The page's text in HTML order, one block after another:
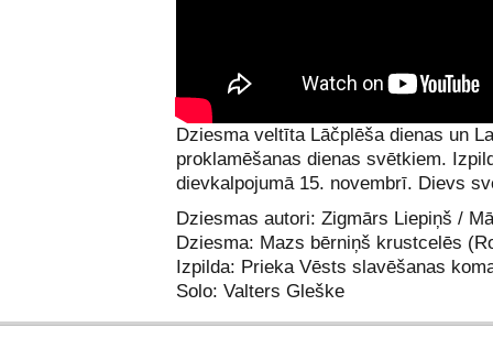
Dziesma veltīta Lāčplēša dienas un
proklamēšanas dienas svētkiem.
dievkalpojumā 15. novembrī. Dievs
Dziesmas autori: Zigmārs Liepiņš /
Dziesma: Mazs bērniņš krustcelēs
Izpilda: Prieka Vēsts slavēšanas
Solo: Valters Gleške